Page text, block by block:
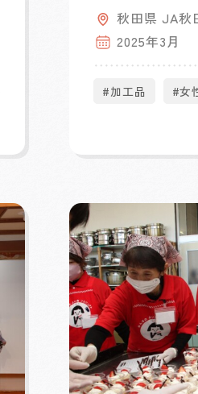
秋田県 JA秋
2025年3月
#加工品 #女